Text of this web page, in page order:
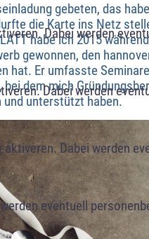
Dabei werden
Dabei werden
Dabei werden
eventuell
gebeten, das
die Karte ins Netz
habe ich 2015
gewonnen, den
hat. Er umfasste
dem mich
unterstützt haben.